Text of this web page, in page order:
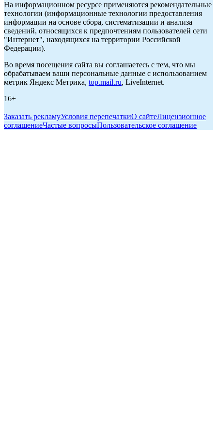
На информационном ресурсе применяются рекомендательные
технологии (информационные технологии предоставления
информации на основе сбора, систематизации и анализа
сведений, относящихся к предпочтениям пользователей сети
"Интернет", находящихся на территории Российской
Федерации).
Во время посещения сайта вы соглашаетесь с тем, что мы
обрабатываем ваши персональные данные с использованием
метрик Яндекс Метрика, top.mail.ru, LiveInternet.
16+
Заказать рекламуУсловия перепечаткиО сайтеЛицензионное
соглашениеЧастые вопросыПользовательское соглашение